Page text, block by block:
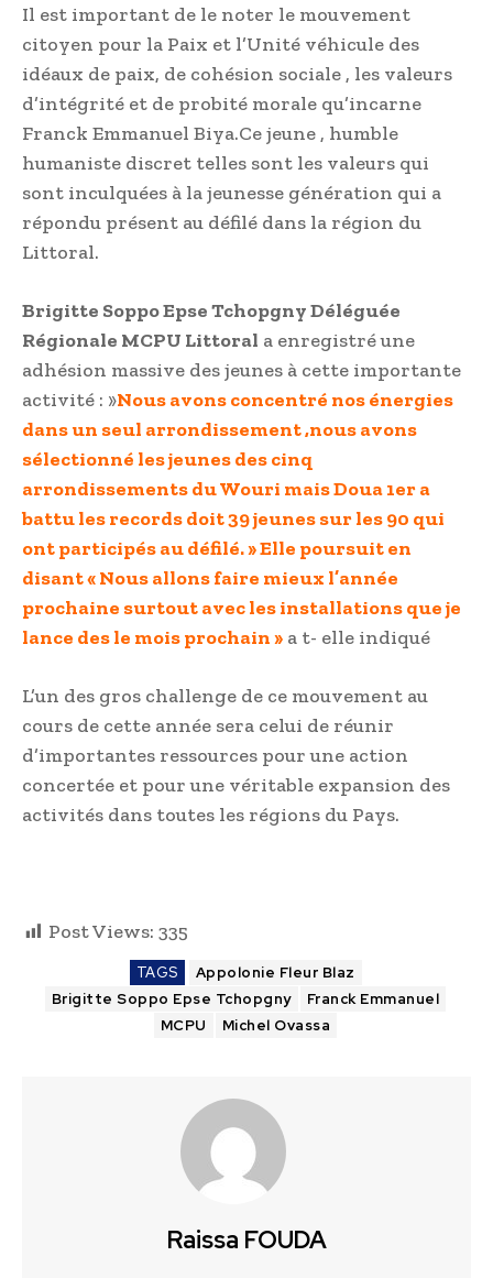
Il est important de le noter le mouvement
citoyen pour la Paix et l’Unité véhicule des
idéaux de paix, de cohésion sociale , les valeurs
d’intégrité et de probité morale qu’incarne
Franck Emmanuel Biya.Ce jeune , humble
humaniste discret telles sont les valeurs qui
sont inculquées à la jeunesse génération qui a
répondu présent au défilé dans la région du
Littoral.
Brigitte Soppo Epse Tchopgny Déléguée
Régionale MCPU Littoral a enregistré une
adhésion massive des jeunes à cette importante
activité : »Nous avons concentré nos énergies
dans un seul arrondissement ,nous avons
sélectionné les jeunes des cinq
arrondissements du Wouri mais Doua 1er a
battu les records doit 39 jeunes sur les 90 qui
ont participés au défilé. » Elle poursuit en
disant « Nous allons faire mieux l’année
prochaine surtout avec les installations que je
lance des le mois prochain » a t- elle indiqué
L’un des gros challenge de ce mouvement au
cours de cette année sera celui de réunir
d’importantes ressources pour une action
concertée et pour une véritable expansion des
activités dans toutes les régions du Pays.
Post Views: 335
TAGS
Appolonie Fleur Blaz
Brigitte Soppo Epse Tchopgny
Franck Emmanuel
MCPU
Michel Ovassa
Raissa FOUDA